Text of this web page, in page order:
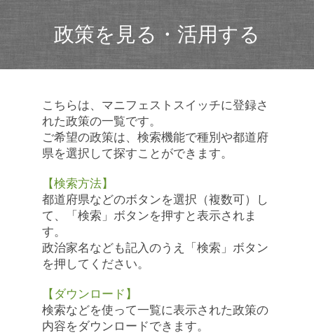
政策を見る・活用する
こちらは、マニフェストスイッチに登録さ
れた政策の一覧です。
ご希望の政策は、検索機能で種別や都道府
県を選択して探すことができます。
【検索方法】
都道府県などのボタンを選択（複数可）し
て、「検索」ボタンを押すと表示されま
す。
政治家名なども記入のうえ「検索」ボタン
を押してください。
【ダウンロード】
検索などを使って一覧に表示された政策の
内容をダウンロードできます。